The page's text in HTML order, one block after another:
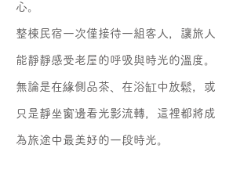
心。
整棟民宿一次僅接待一組客人，讓旅人
能靜靜感受老屋的呼吸與時光的溫度。
無論是在緣側品茶、在浴缸中放鬆，或
只是靜坐窗邊看光影流轉，這裡都將成
為旅途中最美好的一段時光。